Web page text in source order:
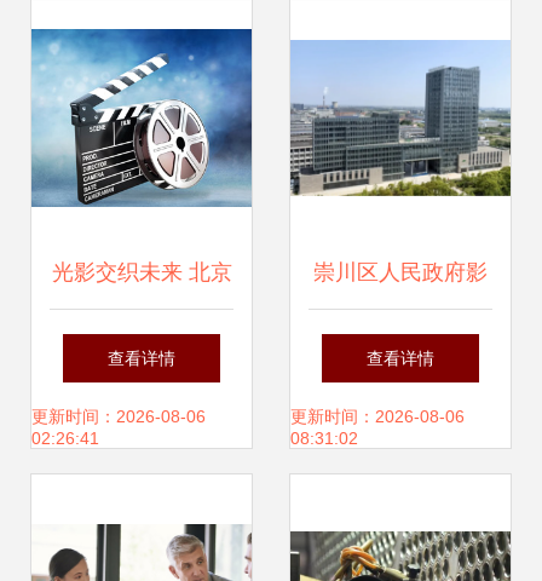
释
光影交织未来 北京
影视后期制作与拍
摄全案能力提升指
查看详情
更新时间：2026-08-06
02:26:41
崇川区人民政府影
视制作 用镜头讲述
民生故事数字平台
查看详情
更新时间：2026-08-06
08:31:02